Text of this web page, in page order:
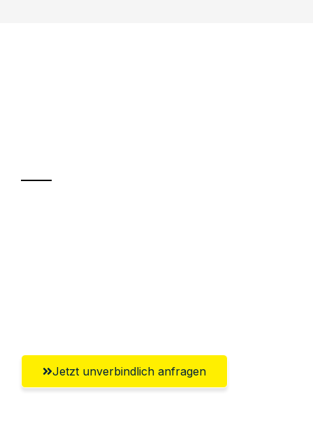
Jetzt unverbindlich anfragen